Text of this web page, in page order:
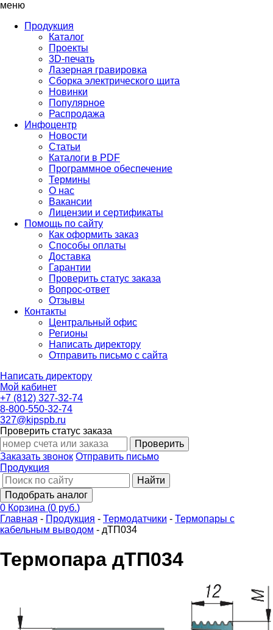
меню
Продукция
Каталог
Проекты
3D-печать
Лазерная гравировка
Сборка электрического щита
Новинки
Популярное
Распродажа
Инфоцентр
Новости
Статьи
Каталоги в PDF
Программное обеспечение
Термины
О нас
Вакансии
Лицензии и сертификаты
Помощь по сайту
Как оформить заказ
Способы оплаты
Доставка
Гарантии
Проверить статус заказа
Вопрос-ответ
Отзывы
Контакты
Центральный офис
Регионы
Написать директору
Отправить письмо с сайта
Написать директору
Мой кабинет
+7 (812) 327-32-74
8-800-550-32-74
327@kipspb.ru
Проверить статус заказа
Проверить
Заказать звонок Отправить письмо
Продукция
Найти
Подобрать аналог
0 Корзина (0 руб.)
Главная - Продукция - Термодатчики - Термопары с
кабельным выводом - дТП034
Термопара дТП034